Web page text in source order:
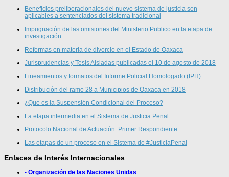
Beneficios preliberacionales del nuevo sistema de justicia son
aplicables a sentenciados del sistema tradicional
Impugnación de las omisiones del Ministerio Publico en la etapa de
investigación
Reformas en materia de divorcio en el Estado de Oaxaca
Jurisprudencias y Tesis Aisladas publicadas el 10 de agosto de 2018
Lineamientos y formatos del Informe Policial Homologado (IPH)
Distribución del ramo 28 a Municipios de Oaxaca en 2018
¿Que es la Suspensión Condicional del Proceso?
La etapa intermedia en el Sistema de Justicia Penal
Protocolo Nacional de Actuación. Primer Respondiente
Las etapas de un proceso en el Sistema de #JusticiaPenal
Enlaces de Interés Internacionales
- Organización de las Naciones Unidas